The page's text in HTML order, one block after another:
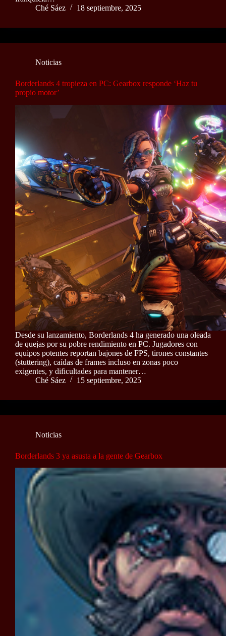
Ché Sáez
18 septiembre, 2025
Noticias
Borderlands 4 tropieza en PC: Gearbox responde ‘Haz tu
propio motor’
Desde su lanzamiento, Borderlands 4 ha generado una oleada
de quejas por su pobre rendimiento en PC. Jugadores con
equipos potentes reportan bajones de FPS, tirones constantes
(stuttering), caídas de frames incluso en zonas poco
exigentes, y dificultades para mantener…
Ché Sáez
15 septiembre, 2025
Noticias
Borderlands 3 ya asusta a la gente de Gearbox